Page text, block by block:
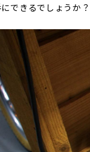
にできるでしょうか